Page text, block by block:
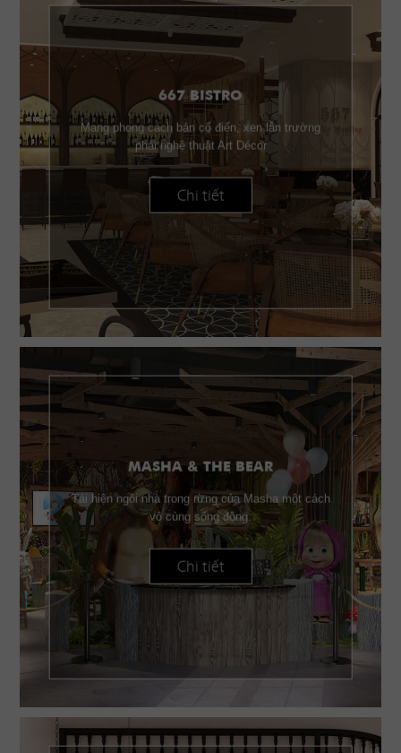
667 BISTRO
Mang phong cách bán cổ điển, xen lẫn trường
phái nghệ thuật Art Décor
Chi tiết
MASHA & THE BEAR
Tái hiện ngôi nhà trong rừng của Masha một cách
vô cùng sống động.
Chi tiết